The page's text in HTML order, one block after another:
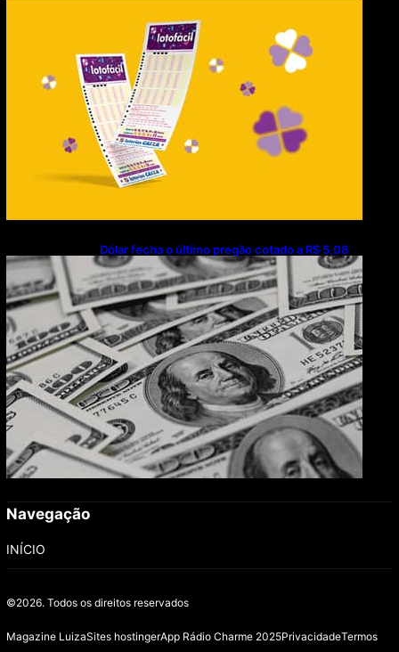
Dólar fecha o último pregão cotado a R$ 5,08
Navegação
INÍCIO
©2026. Todos os direitos reservados
Magazine LuizaSites hostingerApp Rádio Charme 2025PrivacidadeTermos